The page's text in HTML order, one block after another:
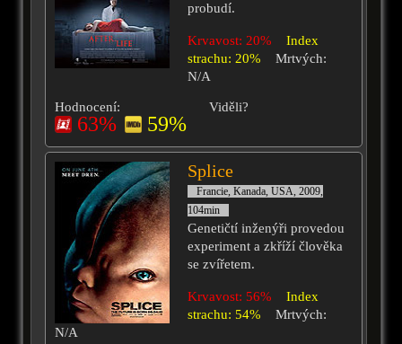
probudí.
Krvavost: 20%
Index
strachu: 20%
Mrtvých:
N/A
Hodnocení:
63% 59%
Viděli?
Splice
Francie, Kanada, USA, 2009,
104min
Genetičtí inženýři provedou
experiment a zkříží člověka
se zvířetem.
Krvavost: 56%
Index
strachu: 54%
Mrtvých:
N/A